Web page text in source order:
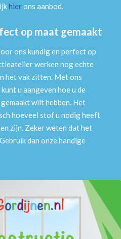
hierons aanbod.
op maat gemaakt
ons kundig en perfect op
werken nog echte
het vak zitten. Met ons
u aangeven hoe u de
wilt hebben. Het
hoeveel stof u nodig heeft
zijn. Zeker weten dat het
dan onze handige